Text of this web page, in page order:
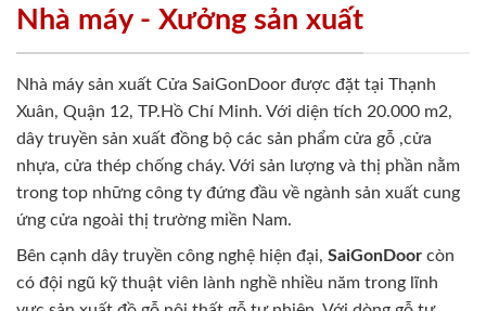
Nhà máy - Xưởng sản xuất
Nhà máy sản xuất Cửa SaiGonDoor được đặt tại Thạnh
Xuân, Quận 12, TP.Hồ Chí Minh. Với diện tích 20.000 m2,
dây truyền sản xuất đồng bộ các sản phẩm cửa gỗ ,cửa
nhựa, cửa thép chống cháy. Với sản lượng và thị phần nằm
trong top những công ty đứng đầu về ngành sản xuất cung
ứng cửa ngoài thị trường miền Nam.
Bên cạnh dây truyền công nghệ hiện đại, SaiGonDoor còn
có đội ngũ kỹ thuật viên lành nghề nhiều năm trong lĩnh